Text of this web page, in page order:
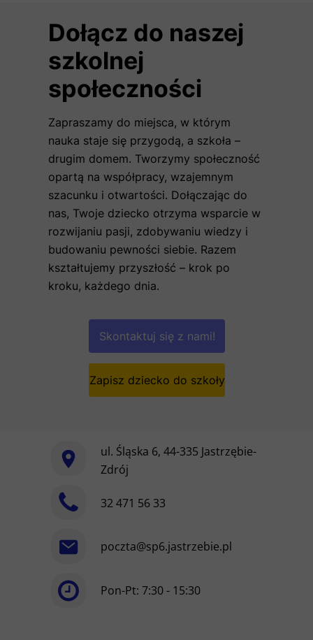
Pon-Pt: 7:30 - 15:30
poczta@sp6.jastrzebie.pl
32 471 56 33
ul. Śląska 6, 44-335 Jastrzębie-
Zdrój
Zapisz dziecko do szkoły
Skontaktuj się z nami!
Zapraszamy do miejsca, w którym
nauka staje się przygodą, a szkoła –
drugim domem. Tworzymy społeczność
opartą na współpracy, wzajemnym
szacunku i otwartości. Dołączając do
nas, Twoje dziecko otrzyma wsparcie w
rozwijaniu pasji, zdobywaniu wiedzy i
budowaniu pewności siebie. Razem
kształtujemy przyszłość – krok po
kroku, każdego dnia.
Dołącz do naszej
szkolnej
społeczności